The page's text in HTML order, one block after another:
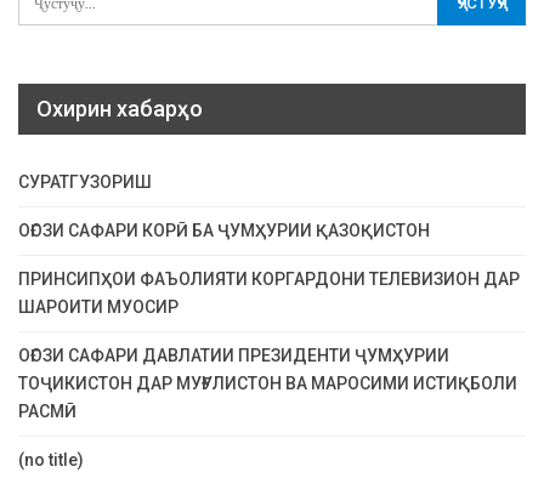
Охирин хабарҳо
СУРАТГУЗОРИШ
ОҒОЗИ САФАРИ КОРӢ БА ҶУМҲУРИИ ҚАЗОҚИСТОН
ПРИНСИПҲОИ ФАЪОЛИЯТИ КОРГАРДОНИ ТЕЛЕВИЗИОН ДАР
ШАРОИТИ МУОСИР
ОҒОЗИ САФАРИ ДАВЛАТИИ ПРЕЗИДЕНТИ ҶУМҲУРИИ
ТОҶИКИСТОН ДАР МУҒУЛИСТОН ВА МАРОСИМИ ИСТИҚБОЛИ
РАСМӢ
(no title)